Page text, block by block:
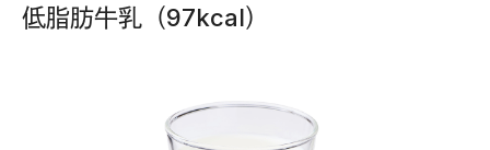
低脂肪牛乳（97kcal）